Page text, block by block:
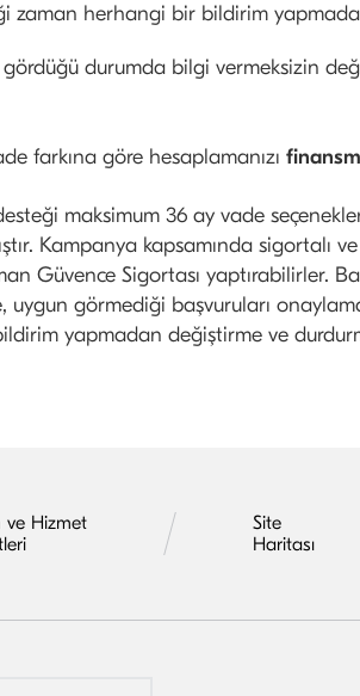
zaman herhangi bir bildirim
durumda bilgi vermeksizin
farkına göre hesaplamanızı
maksimum 36 ay vade
Kampanya kapsamında sigortalı
Güvence Sigortası yaptırabilirler.
görmediği başvuruları
yapmadan değiştirme ve
ve Hizmet
Site
Haritası